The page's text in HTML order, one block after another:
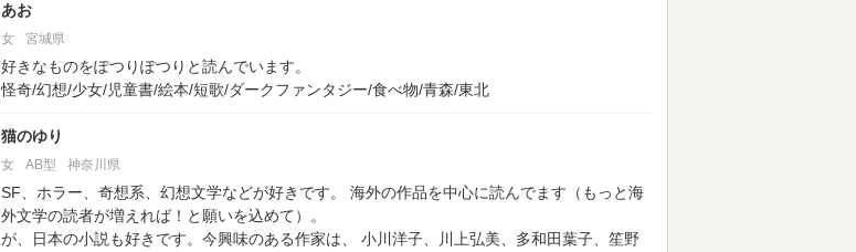
あお
女 宮城県
好きなものをぽつりぽつりと読んでいます。
怪奇/幻想/少女/児童書/絵本/短歌/ダークファンタジー/食べ物/青森/東北
猫のゆり
女 AB型 神奈川県
SF、ホラー、奇想系、幻想文学などが好きです。
海外の作品を中心に読んでます（もっと海
外文学の読者が増えれば！と願いを込めて）。
が、日本の小説も好きです。今興味のある作家は、
小川洋子、川上弘美、多和田葉子、笙野